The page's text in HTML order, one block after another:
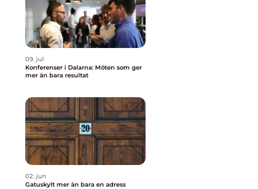
09. jul
Konferenser i Dalarna: Möten som ger
mer än bara resultat
02. jun
Gatuskylt mer än bara en adress